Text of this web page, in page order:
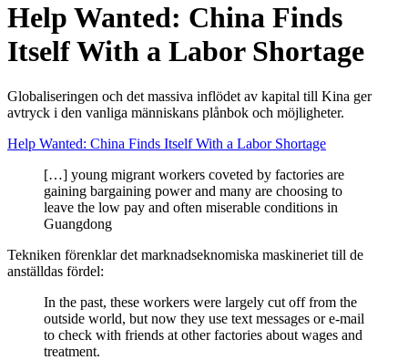
Help Wanted: China Finds
Itself With a Labor Shortage
Globaliseringen och det massiva inflödet av kapital till Kina ger
avtryck i den vanliga människans plånbok och möjligheter.
Help Wanted: China Finds Itself With a Labor Shortage
[…] young migrant workers coveted by factories are
gaining bargaining power and many are choosing to
leave the low pay and often miserable conditions in
Guangdong
Tekniken förenklar det marknadseknomiska maskineriet till de
anställdas fördel:
In the past, these workers were largely cut off from the
outside world, but now they use text messages or e-mail
to check with friends at other factories about wages and
treatment.